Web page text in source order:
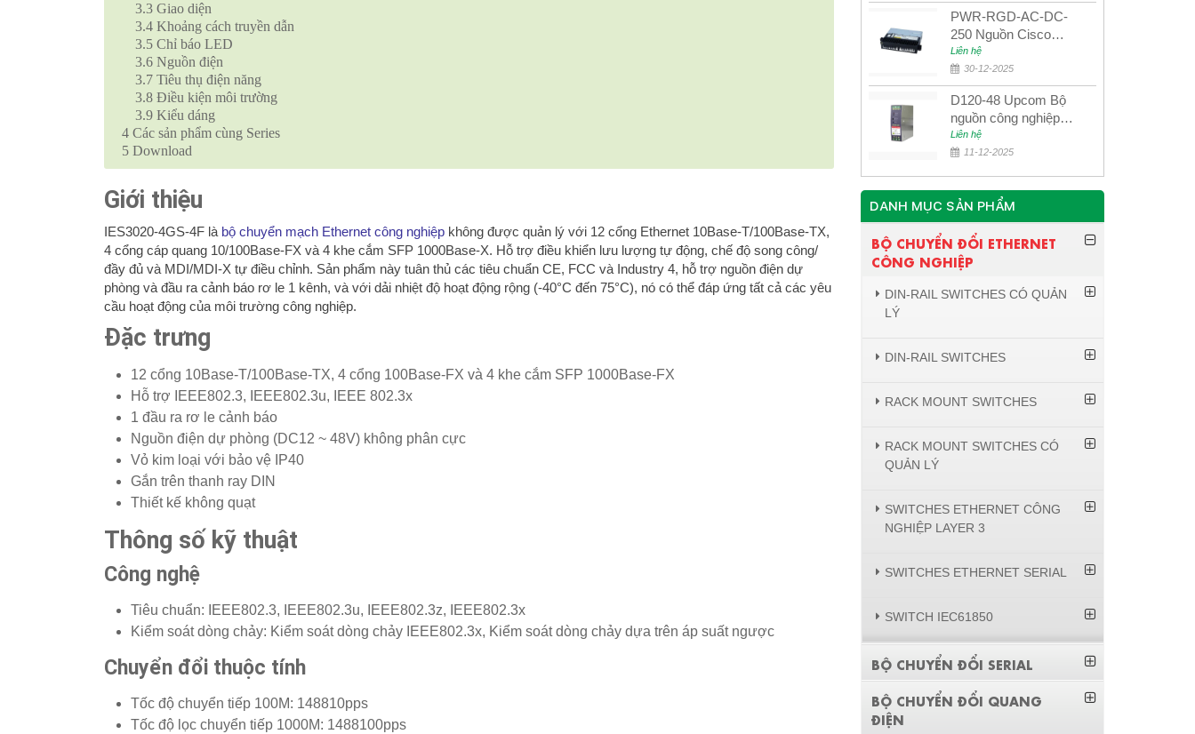
3.3 Giao diện
3.4 Khoảng cách truyền dẫn
3.5 Chỉ báo LED
3.6 Nguồn điện
3.7 Tiêu thụ điện năng
3.8 Điều kiện môi trường
3.9 Kiểu dáng
4 Các sản phẩm cùng Series
5 Download
Giới thiệu
IES3020-4GS-4F là bộ chuyển mạch Ethernet công nghiệp không được quản lý với 12 cổng Ethernet 10Base-T/100Base-TX,
4 cổng cáp quang 10/100Base-FX và 4 khe cắm SFP 1000Base-X. Hỗ trợ điều khiển lưu lượng tự động, chế độ song công/
đầy đủ và MDI/MDI-X tự điều chỉnh. Sản phẩm này tuân thủ các tiêu chuẩn CE, FCC và Industry 4, hỗ trợ nguồn điện dự
phòng và đầu ra cảnh báo rơ le 1 kênh, và với dải nhiệt độ hoạt động rộng (-40°C đến 75°C), nó có thể đáp ứng tất cả các yêu
cầu hoạt động của môi trường công nghiệp.
Đặc trưng
12 cổng 10Base-T/100Base-TX, 4 cổng 100Base-FX và 4 khe cắm SFP 1000Base-FX
Hỗ trợ IEEE802.3, IEEE802.3u, IEEE 802.3x
1 đầu ra rơ le cảnh báo
Nguồn điện dự phòng (DC12 ~ 48V) không phân cực
Vỏ kim loại với bảo vệ IP40
Gắn trên thanh ray DIN
Thiết kế không quạt
Thông số kỹ thuật
Công nghệ
Tiêu chuẩn: IEEE802.3, IEEE802.3u, IEEE802.3z, IEEE802.3x
Kiểm soát dòng chảy: Kiểm soát dòng chảy IEEE802.3x, Kiểm soát dòng chảy dựa trên áp suất ngược
Chuyển đổi thuộc tính
Tốc độ chuyển tiếp 100M: 148810pps
Tốc độ lọc chuyển tiếp 1000M: 1488100pps
PWR-RGD-AC-DC-
250 Nguồn Cisco
Industrial 250W
PoE/PoE+
Liên hệ
30-12-2025
D120-48 Upcom Bộ
nguồn công nghiệp
đầu ra đơn 120W
48VDC
Liên hệ
11-12-2025
DANH MỤC SẢN PHẨM
BỘ CHUYỂN ĐỔI ETHERNET
CÔNG NGHIỆP
DIN-RAIL SWITCHES CÓ QUẢN
LÝ
DIN-RAIL SWITCHES
RACK MOUNT SWITCHES
RACK MOUNT SWITCHES CÓ
QUẢN LÝ
SWITCHES ETHERNET CÔNG
NGHIỆP LAYER 3
SWITCHES ETHERNET SERIAL
SWITCH IEC61850
BỘ CHUYỂN ĐỔI SERIAL
BỘ CHUYỂN ĐỔI QUANG
ĐIỆN